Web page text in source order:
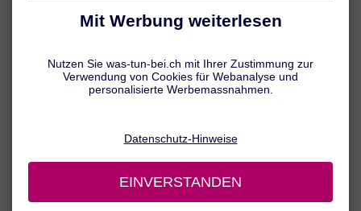
Rückenschmerzen treten besonders häufig im unteren Rücken, also
im Kreuz, auf. Oft wirken verschiedene Ursachen wie
Fehlbelastungen zusammen. Lesen Sie hier, wie Sie
Kreuzschmerzen in den Griff bekommen.
Rückenschmerzen im unteren Bereich
Als Kreuzschmerzen werden Rückenschmerzen im unteren Rücken